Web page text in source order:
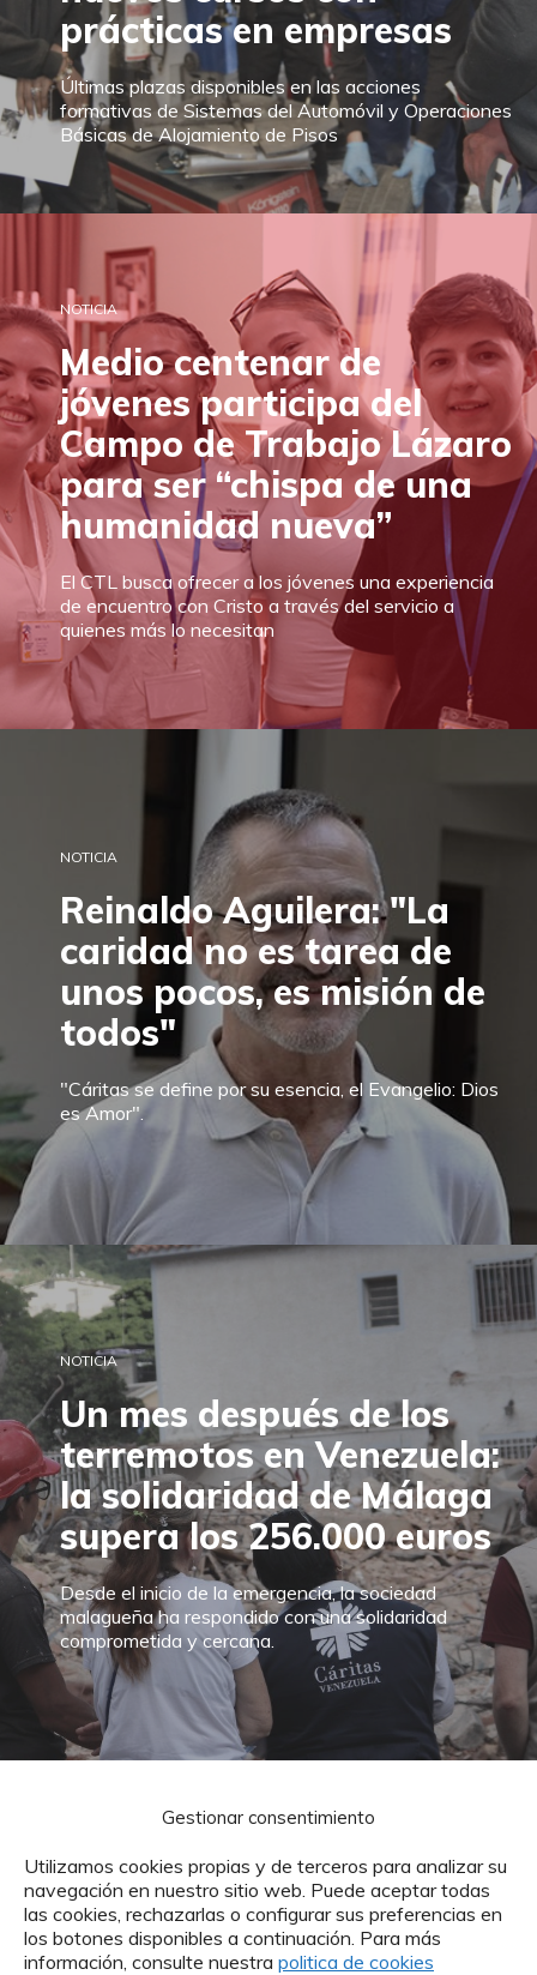
Gestionar consentimiento
Utilizamos cookies propias y de terceros para analizar su
navegación en nuestro sitio web. Puede aceptar todas
las cookies, rechazarlas o configurar sus preferencias en
los botones disponibles a continuación. Para más
información, consulte nuestra politica de cookies
prácticas en empresas
Últimas plazas disponibles en las acciones
formativas de Sistemas del Automóvil y Operaciones
Básicas de Alojamiento de Pisos
NOTICIA
Medio centenar de
jóvenes participa del
Campo de Trabajo Lázaro
para ser “chispa de una
humanidad nueva”
El CTL busca ofrecer a los jóvenes una experiencia
de encuentro con Cristo a través del servicio a
quienes más lo necesitan
NOTICIA
Reinaldo Aguilera: "La
caridad no es tarea de
unos pocos, es misión de
todos"
"Cáritas se define por su esencia, el Evangelio: Dios
es Amor".
NOTICIA
Un mes después de los
terremotos en Venezuela:
la solidaridad de Málaga
supera los 256.000 euros
Desde el inicio de la emergencia, la sociedad
malagueña ha respondido con una solidaridad
comprometida y cercana.
¿Qué puedes hacer tú?